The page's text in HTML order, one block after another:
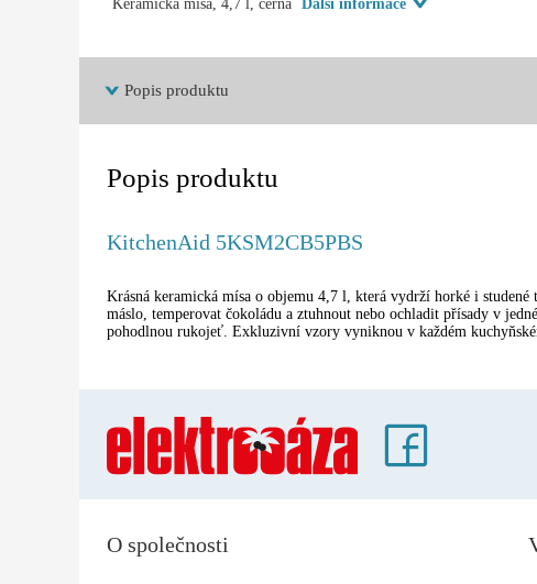
Keramická mísa, 4,7 l, černá Další informace
Popis produktu
Popis produktu
KitchenAid 5KSM2CB5PBS
Krásná keramická mísa o objemu 4,7 l, která vydrží horké i
máslo, temperovat čokoládu a ztuhnout nebo ochladit přísady v
pohodlnou rukojeť. Exkluzivní vzory vyniknou v každém
O společnosti